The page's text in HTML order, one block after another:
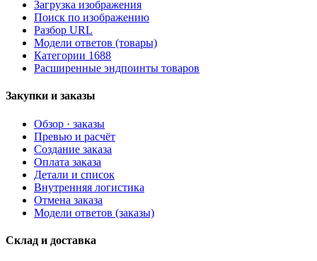
Загрузка изображения
Поиск по изображению
Разбор URL
Модели ответов (товары)
Категории 1688
Расширенные эндпоинты товаров
Закупки и заказы
Обзор · заказы
Превью и расчёт
Создание заказа
Оплата заказа
Детали и список
Внутренняя логистика
Отмена заказа
Модели ответов (заказы)
Склад и доставка